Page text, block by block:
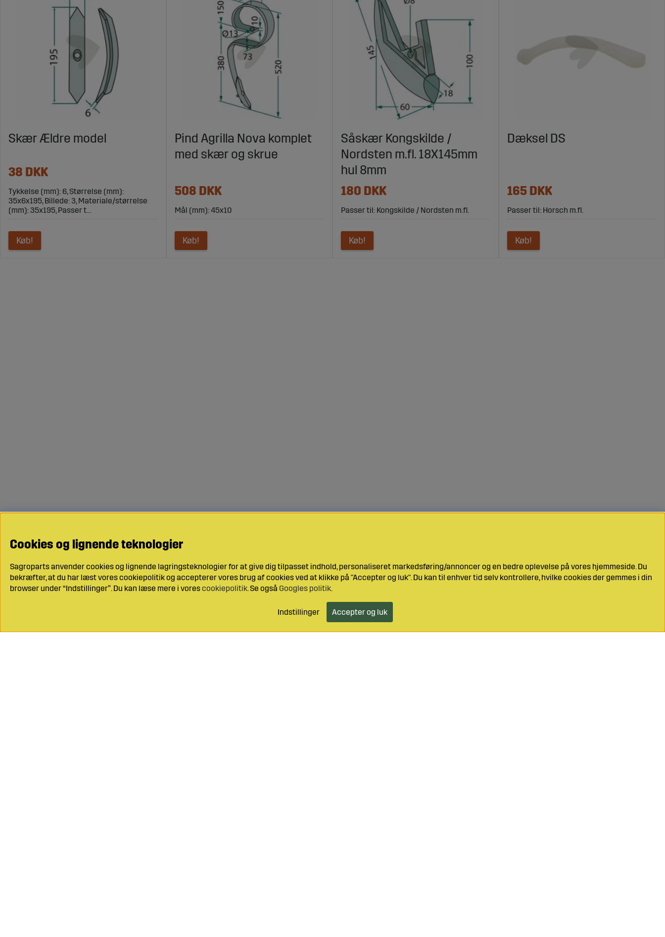
Skær Ældre model
38 DKK
Tykkelse (mm): 6, Størrelse (mm):
35x6x195, Billede: 3, Materiale/størrelse
(mm): 35x195, Passer t...
Køb!
Pind Agrilla Nova komplet
med skær og skrue
508 DKK
Mål (mm): 45x10
Køb!
Såskær Kongskilde /
Nordsten m.fl. 18X145mm
hul 8mm
180 DKK
Passer til: Kongskilde / Nordsten m.fl.
Køb!
Dæksel DS
165 DKK
Passer til: Horsch m.fl.
Køb!
Cookies og lignende teknologier
Sagroparts anvender cookies og lignende lagringsteknologier for at give dig tilpasset indhold, personaliseret markedsføring/annoncer og en bedre oplevelse på vores hjemmeside. Du
bekræfter, at du har læst vores cookiepolitik og accepterer vores brug af cookies ved at klikke på "Accepter og luk". Du kan til enhver tid selv kontrollere, hvilke cookies der gemmes i din
browser under “Indstillinger”. Du kan læse mere i vorescookiepolitik. Se også Googles politik.
Indstillinger Accepter og luk